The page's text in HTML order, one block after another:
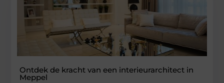
Ontdek de kracht van een interieurarchitect in
Meppel